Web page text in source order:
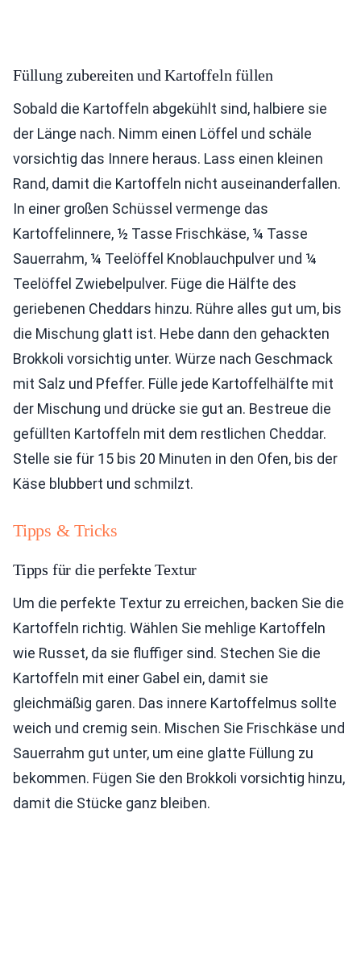
Füllung zubereiten und Kartoffeln füllen
Sobald die Kartoffeln abgekühlt sind, halbiere sie
der Länge nach. Nimm einen Löffel und schäle
vorsichtig das Innere heraus. Lass einen kleinen
Rand, damit die Kartoffeln nicht auseinanderfallen.
In einer großen Schüssel vermenge das
Kartoffelinnere, ½ Tasse Frischkäse, ¼ Tasse
Sauerrahm, ¼ Teelöffel Knoblauchpulver und ¼
Teelöffel Zwiebelpulver. Füge die Hälfte des
geriebenen Cheddars hinzu. Rühre alles gut um, bis
die Mischung glatt ist. Hebe dann den gehackten
Brokkoli vorsichtig unter. Würze nach Geschmack
mit Salz und Pfeffer. Fülle jede Kartoffelhälfte mit
der Mischung und drücke sie gut an. Bestreue die
gefüllten Kartoffeln mit dem restlichen Cheddar.
Stelle sie für 15 bis 20 Minuten in den Ofen, bis der
Käse blubbert und schmilzt.
Tipps & Tricks
Tipps für die perfekte Textur
Um die perfekte Textur zu erreichen, backen Sie die
Kartoffeln richtig. Wählen Sie mehlige Kartoffeln
wie Russet, da sie fluffiger sind. Stechen Sie die
Kartoffeln mit einer Gabel ein, damit sie
gleichmäßig garen. Das innere Kartoffelmus sollte
weich und cremig sein. Mischen Sie Frischkäse und
Sauerrahm gut unter, um eine glatte Füllung zu
bekommen. Fügen Sie den Brokkoli vorsichtig hinzu,
damit die Stücke ganz bleiben.